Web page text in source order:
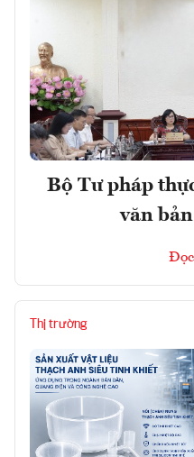
Bộ Tư pháp
văn
Thị trường